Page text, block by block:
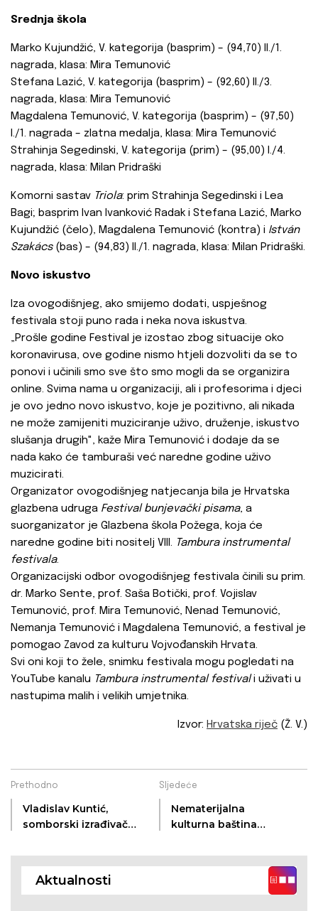
Srednja škola
Marko Kujundžić, V. kategorija (basprim) – (94,70) II./1.
nagrada, klasa: Mira Temunović
Stefana Lazić, V. kategorija (basprim) – (92,60) II./3.
nagrada, klasa: Mira Temunović
Magdalena Temunović, V. kategorija (basprim) – (97,50)
I./1. nagrada – zlatna medalja, klasa: Mira Temunović
Strahinja Segedinski, V. kategorija (prim) – (95,00) I./4.
nagrada, klasa: Milan Pridraški
Komorni sastav Triola: prim Strahinja Segedinski i Lea
Bagi; basprim Ivan Ivanković Radak i Stefana Lazić, Marko
Kujundžić (čelo), Magdalena Temunović (kontra) i István
Szakács(bas) – (94,83) II./1. nagrada, klasa: Milan Pridraški.
Novo iskustvo
Iza ovogodišnjeg, ako smijemo dodati, uspješnog
festivala stoji puno rada i neka nova iskustva.
„Prošle godine Festival je izostao zbog situacije oko
koronavirusa, ove godine nismo htjeli dozvoliti da se to
ponovi i učinili smo sve što smo mogli da se organizira
online. Svima nama u organizaciji, ali i profesorima i djeci
je ovo jedno novo iskustvo, koje je pozitivno, ali nikada
ne može zamijeniti muziciranje uživo, druženje, iskustvo
slušanja drugih", kaže Mira Temunović i dodaje da se
nada kako će tamburaši već naredne godine uživo
muzicirati.
Organizator ovogodišnjeg natjecanja bila je Hrvatska
glazbena udruga Festival bunjevački pisama, a
suorganizator je Glazbena škola Požega, koja će
naredne godine biti nositelj VIII. Tambura instrumental
festivala.
Organizacijski odbor ovogodišnjeg festivala činili su prim.
dr. Marko Sente, prof. Saša Botički, prof. Vojislav
Temunović, prof. Mira Temunović, Nenad Temunović,
Nemanja Temunović i Magdalena Temunović, a festival je
pomogao Zavod za kulturu Vojvođanskih Hrvata.
Svi oni koji to žele, snimku festivala mogu pogledati na
YouTube kanalu Tambura instrumental festivali uživati u
nastupima malih i velikih umjetnika.
Izvor: Hrvatska riječ (Ž. V.)
Prethodno
Vladislav Kuntić,
somborski izrađivač
Sljedeće
Nematerijalna
kulturna baština
Aktualnosti